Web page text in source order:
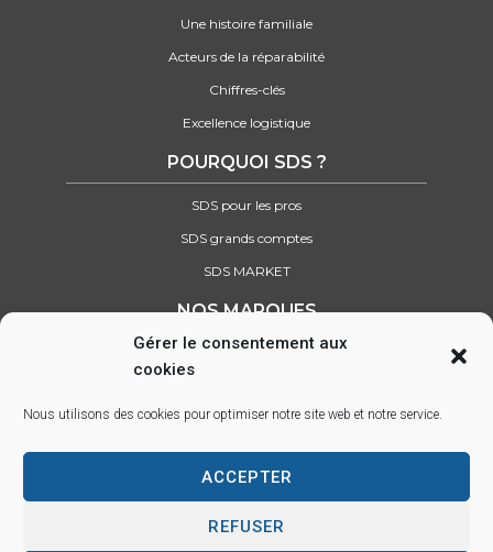
Gérer le consentement aux
cookies
Nous utilisons des cookies pour optimiser notre site web et notre service.
ACCEPTER
REFUSER
Une histoire familiale
Acteurs de la réparabilité
Chiffres-clés
Excellence logistique
POURQUOI SDS ?
SDS pour les pros
SDS grands comptes
SDS MARKET
NOS MARQUES
Retrouvez tous nos partenaires
Parc d’activité des Lacs, 22 rue Saint-Exupéry, 33290 BLANQUEFORT –
info@sds.fr